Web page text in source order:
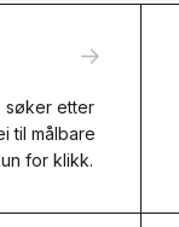
→
søker etter
til målbare
for klikk.